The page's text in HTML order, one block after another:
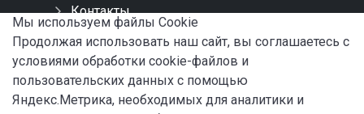
Контакты
Карта сайта
СОЦИАЛЬНЫЕ СЕТИ
Мы используем файлы Сookie
Продолжая использовать наш сайт, вы соглашаетесь с
условиями обработки cookie-файлов и
пользовательских данных с помощью
Яндекс.Метрика, необходимых для аналитики и